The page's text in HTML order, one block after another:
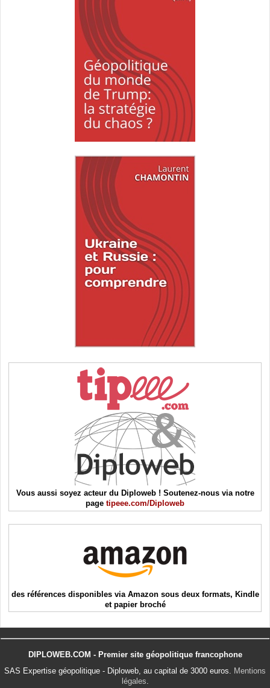
Vous aussi soyez acteur du Diploweb ! Soutenez-nous via notre
page tipeee.com/Diploweb
des références disponibles via Amazon sous deux formats, Kindle
et papier broché
DIPLOWEB.COM - Premier site géopolitique francophone
SAS Expertise géopolitique - Diploweb, au capital de 3000 euros. Mentions
légales.